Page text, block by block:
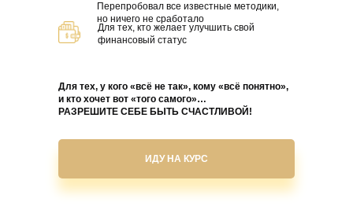
Перепробовал все известные методики,
но ничего не сработало
Для тех, кто желает улучшить свой
финансовый статус
Для тех, у кого «всё не так», кому «всё понятно»,
и кто хочет вот «того самого»…
РАЗРЕШИТЕ СЕБЕ БЫТЬ СЧАСТЛИВОЙ!
ИДУ НА КУРС